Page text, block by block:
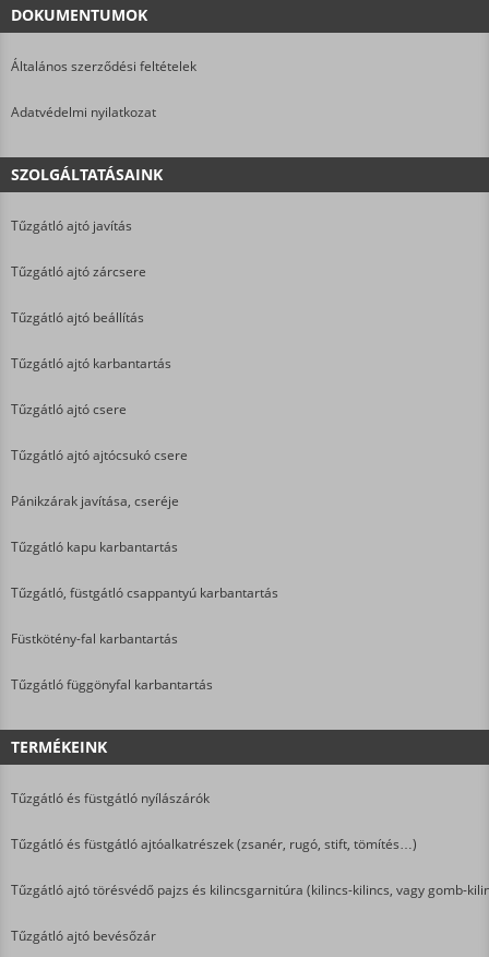
DOKUMENTUMOK
Általános szerződési feltételek
Adatvédelmi nyilatkozat
SZOLGÁLTATÁSAINK
Tűzgátló ajtó javítás
Tűzgátló ajtó zárcsere
Tűzgátló ajtó beállítás
Tűzgátló ajtó karbantartás
Tűzgátló ajtó csere
Tűzgátló ajtó ajtócsukó csere
Pánikzárak javítása, cseréje
Tűzgátló kapu karbantartás
Tűzgátló, füstgátló csappantyú karbantartás
Füstkötény-fal karbantartás
Tűzgátló függönyfal karbantartás
TERMÉKEINK
Tűzgátló és füstgátló nyílászárók
Tűzgátló és füstgátló ajtóalkatrészek (zsanér, rugó, stift, tömítés…)
Tűzgátló ajtó törésvédő pajzs és kilincsgarnitúra (kilincs-kilincs, vagy gomb-
Tűzgátló ajtó bevésőzár